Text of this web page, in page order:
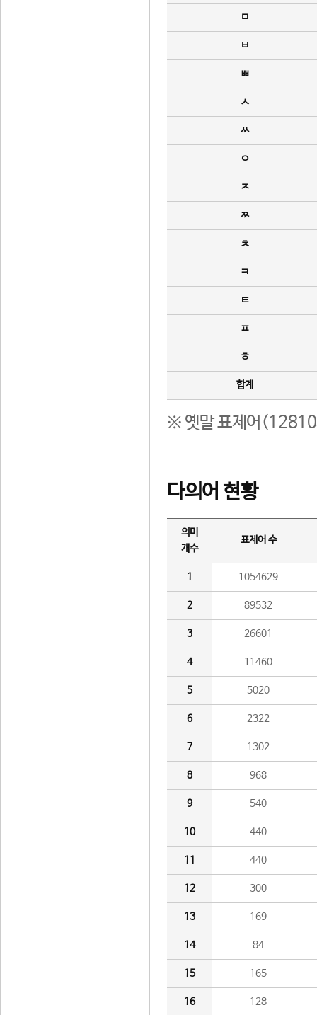
ㅁ
ㅂ
ㅃ
ㅅ
ㅆ
ㅇ
ㅈ
ㅉ
ㅊ
ㅋ
ㅌ
ㅍ
ㅎ
합계
※ 옛말 표제어(12810
다의어 현황
의미
개수
표제어 수
1 1054629
2 89532
3 26601
4 11460
5 5020
6 2322
7 1302
8 968
9 540
10 440
11 440
12 300
13 169
14 84
15 165
16 128